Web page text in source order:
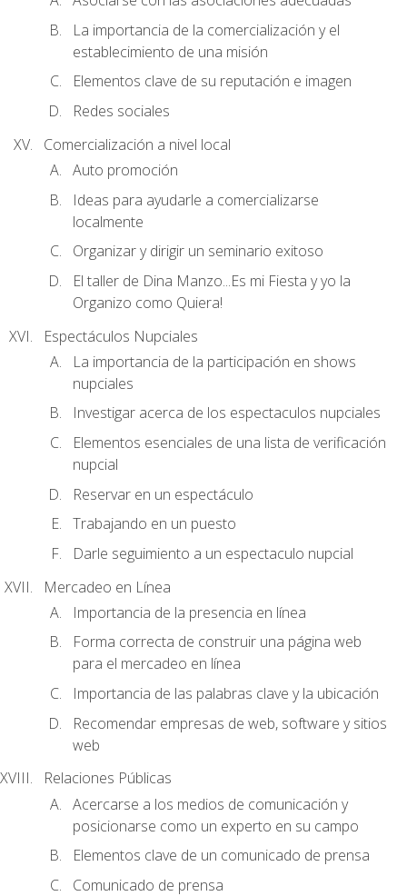
La importancia de la comercialización y el
establecimiento de una misión
Elementos clave de su reputación e imagen
Redes sociales
Comercialización a nivel local
Auto promoción
Ideas para ayudarle a comercializarse
localmente
Organizar y dirigir un seminario exitoso
El taller de Dina Manzo...Es mi Fiesta y yo la
Organizo como Quiera!
Espectáculos Nupciales
La importancia de la participación en shows
nupciales
Investigar acerca de los espectaculos nupciales
Elementos esenciales de una lista de verificación
nupcial
Reservar en un espectáculo
Trabajando en un puesto
Darle seguimiento a un espectaculo nupcial
Mercadeo en Línea
Importancia de la presencia en línea
Forma correcta de construir una página web
para el mercadeo en línea
Importancia de las palabras clave y la ubicación
Recomendar empresas de web, software y sitios
web
Relaciones Públicas
Acercarse a los medios de comunicación y
posicionarse como un experto en su campo
Elementos clave de un comunicado de prensa
Comunicado de prensa